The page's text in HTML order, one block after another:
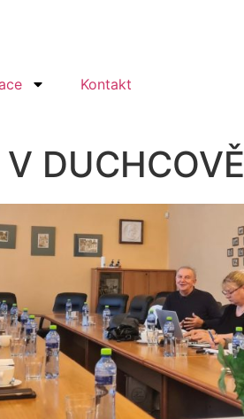
Kontakt
DUCHCOVĚ